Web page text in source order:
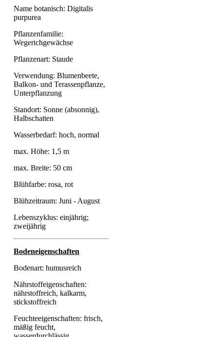
Name botanisch: Digitalis
purpurea
Pflanzenfamilie:
Wegerichgewächse
Pflanzenart: Staude
Verwendung: Blumenbeete,
Balkon- und Terassenpflanze,
Unterpflanzung
Standort: Sonne (absonnig),
Halbschatten
Wasserbedarf: hoch, normal
max. Höhe: 1,5 m
max. Breite: 50 cm
Blühfarbe: rosa, rot
Blühzeitraum: Juni - August
Lebenszyklus: einjährig;
zweijährig
Bodeneigenschaften
Bodenart: humusreich
Nährstoffeigenschaften:
nährstoffreich, kalkarm,
stickstoffreich
Feuchteeigenschaften: frisch,
mäßig feucht,